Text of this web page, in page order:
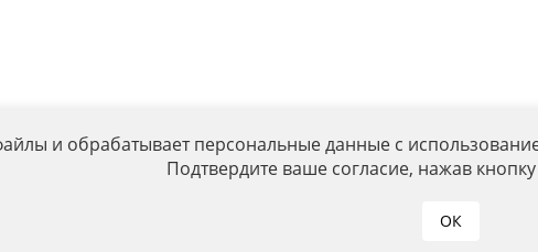
и обрабатывает персональные данные с
Подтвердите ваше согласие, нажав
ОК